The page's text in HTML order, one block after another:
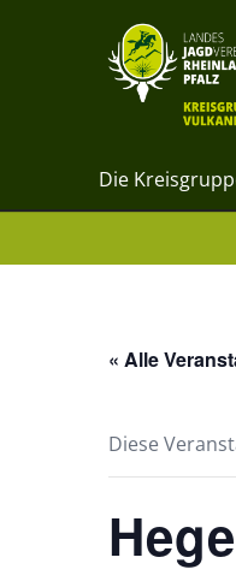
Die
« Alle
Diese